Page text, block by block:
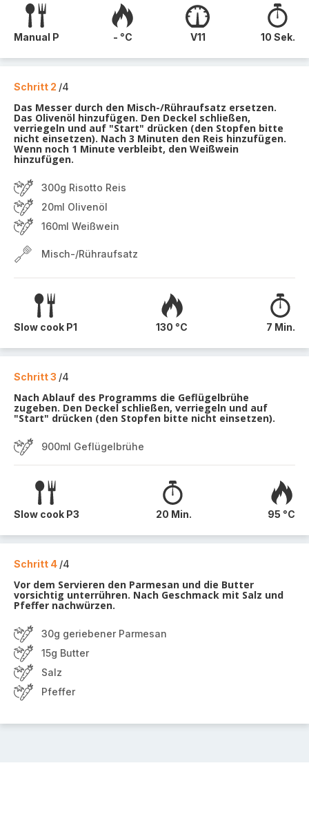
Manual P - °C V11 10 Sek.
Schritt 2 /4
Das Messer durch den Misch-/Rühraufsatz ersetzen.
Das Olivenöl hinzufügen. Den Deckel schließen,
verriegeln und auf "Start" drücken (den Stopfen bitte
nicht einsetzen). Nach 3 Minuten den Reis hinzufügen.
Wenn noch 1 Minute verbleibt, den Weißwein
hinzufügen.
300g Risotto Reis
20ml Olivenöl
160ml Weißwein
Misch-/Rühraufsatz
Slow cook P1 130 °C 7 Min.
Schritt 3 /4
Nach Ablauf des Programms die Geflügelbrühe
zugeben. Den Deckel schließen, verriegeln und auf
"Start" drücken (den Stopfen bitte nicht einsetzen).
900ml Geflügelbrühe
Slow cook P3 20 Min. 95 °C
Schritt 4 /4
Vor dem Servieren den Parmesan und die Butter
vorsichtig unterrühren. Nach Geschmack mit Salz und
Pfeffer nachwürzen.
30g geriebener Parmesan
15g Butter
Salz
Pfeffer